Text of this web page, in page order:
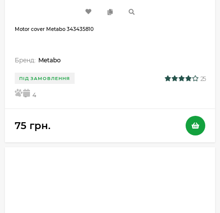
Motor cover Metabo 343435810
Бренд: Metabo
ПІД ЗАМОВЛЕННЯ 25
5 4
75 грн.